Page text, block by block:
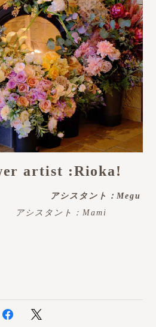
artist :Rioka!
アシスタント：Megu
ト：Mami